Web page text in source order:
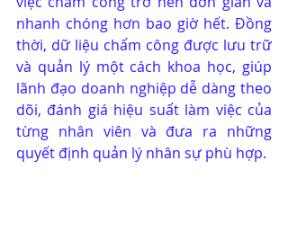
nhanh chóng hơn bao giờ hết. Đồng
thời, dữ liệu chấm công được lưu trữ
và quản lý một cách khoa học, giúp
lãnh đạo doanh nghiệp dễ dàng theo
dõi, đánh giá hiệu suất làm việc của
từng nhân viên và đưa ra những
quyết định quản lý nhân sự phù hợp.